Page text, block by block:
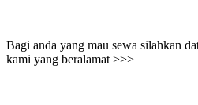
Bagi anda yang mau sewa silahkan
kami yang beralamat >>>